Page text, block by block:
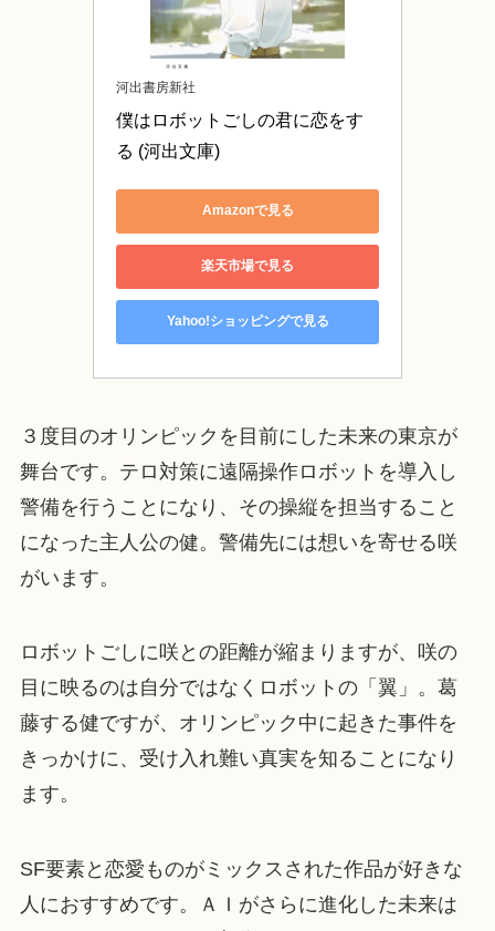
河出書房新社
僕はロボットごしの君に恋をす
る (河出文庫)
Amazonで見る
楽天市場で見る
Yahoo!ショッピングで見る
３度目のオリンピックを目前にした未来の東京が
舞台です。テロ対策に遠隔操作ロボットを導入し
警備を行うことになり、その操縦を担当すること
になった主人公の健。警備先には想いを寄せる咲
がいます。
ロボットごしに咲との距離が縮まりますが、咲の
目に映るのは自分ではなくロボットの「翼」。葛
藤する健ですが、オリンピック中に起きた事件を
きっかけに、受け入れ難い真実を知ることになり
ます。
SF要素と恋愛ものがミックスされた作品が好きな
人におすすめです。ＡＩがさらに進化した未来は